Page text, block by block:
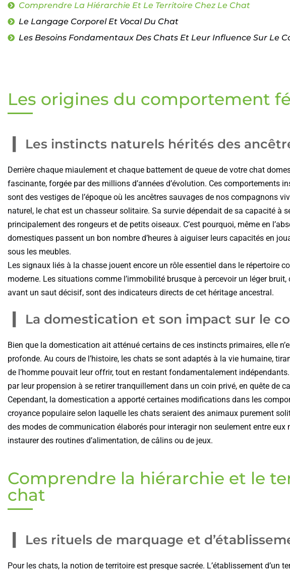
Comprendre La Hiérarchie Et Le Territoire Chez Le Chat
Le Langage Corporel Et Vocal Du Chat
Les Besoins Fondamentaux Des Chats Et Leur Influence Sur Le
Les origines du comportement
Les instincts naturels hérités des
Derrière chaque miaulement et chaque battement de queue de votre chat
fascinante, forgée par des millions d’années d’évolution. Ces comportements
sont des vestiges de l’époque où les ancêtres sauvages de nos compagnons
naturel, le chat est un chasseur solitaire. Sa survie dépendait de sa capacité à
principalement des rongeurs et de petits oiseaux. C’est pourquoi, même en
domestiques passent un bon nombre d’heures à aiguiser leurs capacités en
sous les meubles.
Les signaux liés à la chasse jouent encore un rôle essentiel dans le répertoire
moderne. Les situations comme l’immobilité brusque à percevoir un léger
avant un saut décisif, sont des indicateurs directs de cet héritage ancestral.
La domestication et son impact sur le
Bien que la domestication ait atténué certains de ces instincts primaires, elle
profonde. Au cours de l’histoire, les chats se sont adaptés à la vie humaine,
de l’homme pouvait leur offrir, tout en restant fondamentalement
par leur propension à se retirer tranquillement dans un coin privé, en quête de
Cependant, la domestication a apporté certaines modifications dans les
croyance populaire selon laquelle les chats seraient des animaux purement
des modes de communication élaborés pour interagir non seulement entre
instaurer des routines d’alimentation, de câlins ou de jeux.
Comprendre la hiérarchie et le
chat
Les rituels de marquage et
Pour les chats, la notion de territoire est presque sacrée. L’établissement d’un